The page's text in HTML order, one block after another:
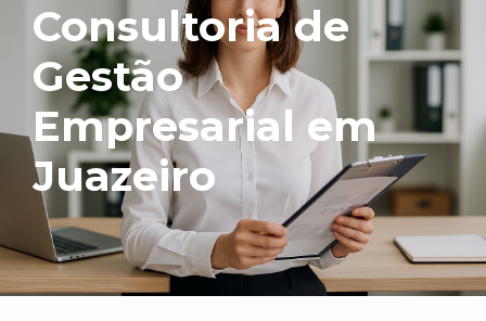
Consultoria de
Gestão
Empresarial em
Juazeiro